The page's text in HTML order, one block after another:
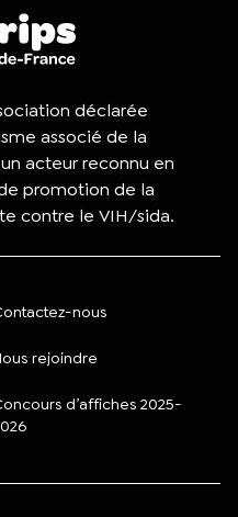
déclarée
associé de la
acteur reconnu en
promotion de la
contre le VIH/sida.
nous
rejoindre
d’affiches 2025-